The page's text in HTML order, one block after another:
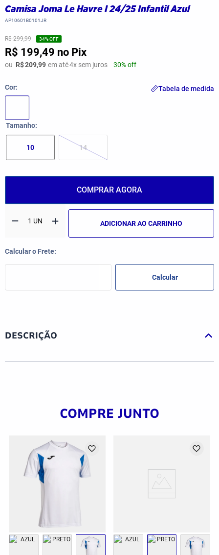
Camisa Joma Le Havre I 24/25 Infantil Azul
AP10601B0101JR
R$ 299,99 34% OFF
R$ 199,49 no Pix
ou R$209,99 em até4x sem juros 30% off
Cor
Tamanho
10 14
Tabela de medida
COMPRAR AGORA
ADICIONAR AO CARRINHO
DESCRIÇÃO
COMPRE JUNTO
G GG 2GG/3G